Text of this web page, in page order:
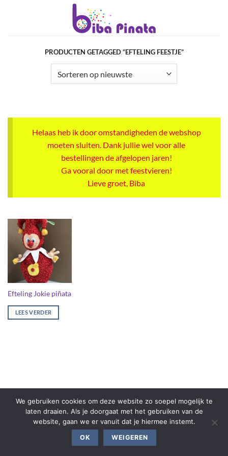
PRODUCTEN GETAGGED “EFTELING FEESTJE”
Helaas heb ik door omstandigheden de webshop
moeten sluiten. Dank jullie wel voor alle
bestellingen de afgelopen jaren!
Ga vooral door met feestvieren!
Lieve groet, Biba
Efteling Jokie piñata
LEES VERDER
We gebruiken cookies om deze website zo soepel mogelijk te
laten draaien. Als je doorgaat met het gebruiken van de
website, gaan we er vanuit dat je hiermee instemt.
OK WEIGEREN